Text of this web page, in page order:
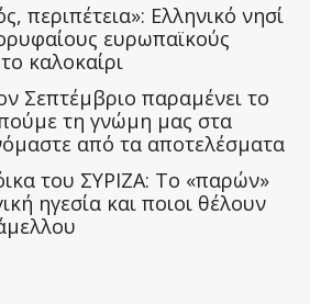
περιπέτεια»: Ελληνικό νησί
ευρωπαϊκούς
καλοκαίρι
Σεπτέμβριο παραμένει το
τη γνώμη μας στα
από τα αποτελέσματα
του ΣΥΡΙΖΑ: Το «παρών»
ηγεσία και ποιοι θέλουν